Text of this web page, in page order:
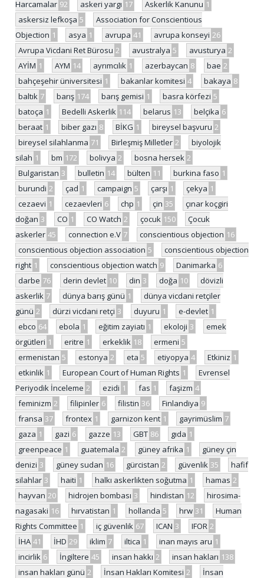
Harcamalar 92 askeri yargı 17 Askerlik Kanunu 1
askersiz lefkoşa 5
Association for Conscientious
Objection 1 asya 1 avrupa 41 avrupa konseyi 26
Avrupa Vicdani Ret Bürosu 2 avustralya 5 avusturya 2
AYİM 1 AYM 14 ayrımcılık 1 azerbaycan 8 bae 2
bahçeşehir üniversitesi 1 bakanlar komitesi 4 bakaya 8
baltık 7 barış 174 barış gemisi 1 basra körfezi 5
batoça 1 Bedelli Askerlik 114 belarus 13 belçika 6
beraat 1 biber gazı 8 BİKG 1 bireysel başvuru 2
bireysel silahlanma 71 Birleşmiş Milletler 2
biyolojik
silah 1 bm 172 bolivya 2 bosna hersek 2
Bulgaristan 3 bulletin 14 bülten 11 burkina faso 1
burundi 2 çad 1 campaign 5 çarşı 1 çekya 1
cezaevi 1 cezaevleri 6 chp 1 çin 35
çınar koçgiri
doğan 3 CO 1 CO Watch 2 çocuk 150
Çocuk
askerler 45 connection e.V 7 conscientious objection 16
conscientious objection association 5
conscientious objection
right 1 conscientious objection watch 9 Danimarka 6
darbe 76 derin devlet 10 din 3 doğa 10
dövizli
askerlik 7 dünya barış günü 1
dünya vicdani retçiler
günü 2 dürzi vicdani retçi 3 duyuru 1 e-devlet 1
ebco 64 ebola 1 eğitim zayiatı 1 ekoloji 3
emek
örgütleri 1 eritre 1 erkeklik 18 ermeni 5
ermenistan 5 estonya 2 eta 5 etiyopya 4 Etkiniz 1
etkinlik 1 European Court of Human Rights 1
Evrensel
Periyodik İnceleme 2 ezidi 1 fas 1 faşizm 4
feminizm 2 filipinler 6 filistin 36 Finlandiya 9
fransa 37 frontex 1 garnizon kent 1 gayrimüslim 7
gaza 1 gazi 6 gazze 13 GBT 86 gıda 1
greenpeace 1 guatemala 2 güney afrika 1
güney çin
denizi 3 güney sudan 16 gürcistan 2 güvenlik 35
hafif
silahlar 3 haiti 1 halkı askerlikten soğutma 1 hamas 2
hayvan 20 hidrojen bombası 3 hindistan 12
hirosima-
nagasaki 16 hırvatistan 1 hollanda 5 hrw 31
Human
Rights Committee 1 iç güvenlik 67 ICAN 3 IFOR 2
İHA 41 İHD 29 iklim 7 iltica 1 inan mayıs aru 1
incirlik 6 İngiltere 45 insan hakkı 2 insan hakları 138
insan hakları günü 2 İnsan Hakları Komitesi 2
İnsan